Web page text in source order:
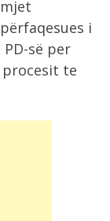
i
së per
te